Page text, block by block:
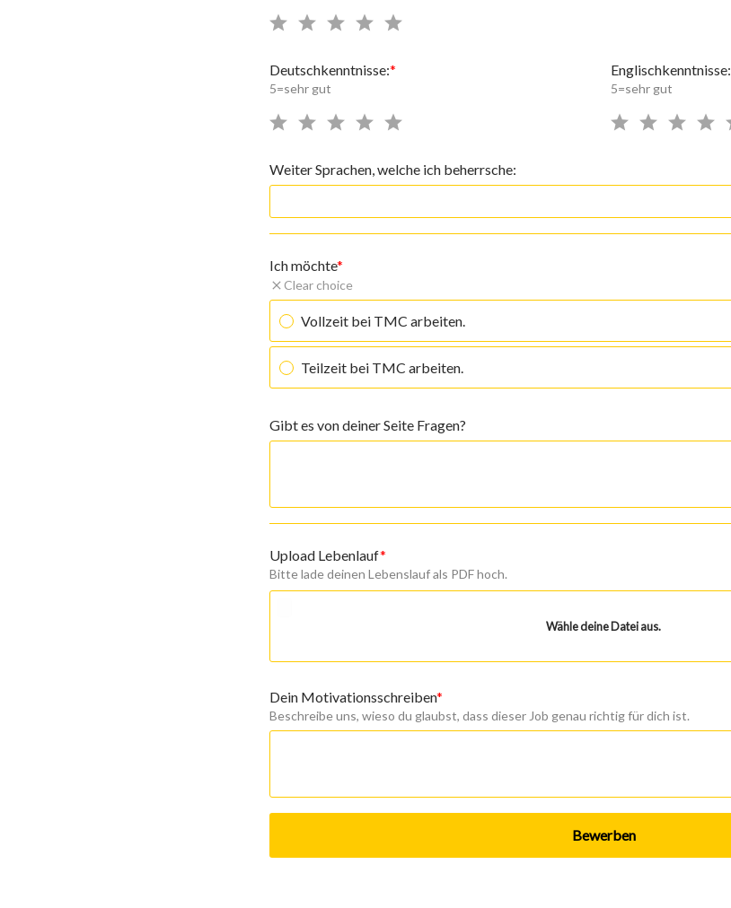
Deutschkenntnisse:
5=sehr gut
Englischkenntnisse:
5=sehr gut
Weiter Sprachen, welche ich beherrsche:
Ich möchte
Clear choice
Vollzeit bei TMC arbeiten.
Teilzeit bei TMC arbeiten.
Gibt es von deiner Seite Fragen?
Upload Lebenlauf
Bitte lade deinen Lebenslauf als PDF hoch.
Wähle deine Datei aus.
Dein Motivationsschreiben
Beschreibe uns, wieso du glaubst, dass dieser Job genau richtig für dich ist.
Bewerben